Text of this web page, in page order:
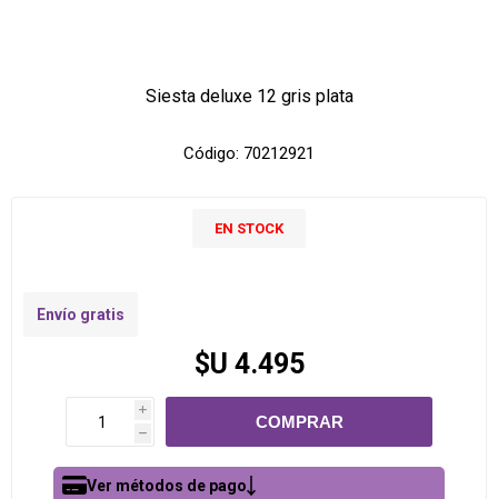
Siesta deluxe 12 gris plata
Código: 70212921
EN STOCK
Envío gratis
$U 4.495
i
h
Ver métodos de pago